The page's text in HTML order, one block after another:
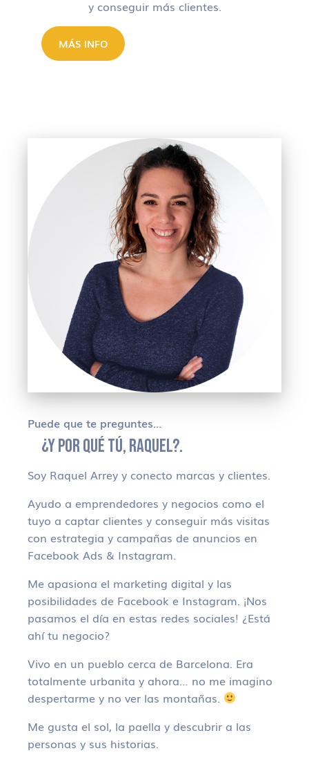
y conseguir más clientes.
MÁS INFO
Puede que te preguntes…
¿Y POR QUÉ TÚ, RAQUEL?.
Soy Raquel Arrey y conecto marcas y clientes.
Ayudo a emprendedores y negocios como el
tuyo a captar clientes y conseguir más visitas
con estrategia y campañas de anuncios en
Facebook Ads & Instagram.
Me apasiona el marketing digital y las
posibilidades de Facebook e Instagram. ¡Nos
pasamos el día en estas redes sociales! ¿Está
ahí tu negocio?
Vivo en un pueblo cerca de Barcelona. Era
totalmente urbanita y ahora… no me imagino
despertarme y no ver las montañas.
Me gusta el sol, la paella y descubrir a las
personas y sus historias.